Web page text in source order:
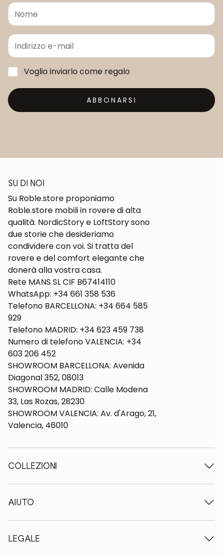
Voglio inviarlo come regalo
ABBONARSI
SU DI NOI
Su Roble.store proponiamo
Roble.store mobili in rovere di alta
qualità. NordicStory e LoftStory sono
due storie che desideriamo
condividere con voi. Si tratta del
rovere e del comfort elegante che
donerà alla vostra casa.
Rete MANS SL CIF B67414110
WhatsApp: +34 661 358 536
Telefono BARCELLONA: +34 664 585
929
Telefono MADRID: +34 623 459 738
Numero di telefono VALENCIA: +34
603 206 452
SHOWROOM BARCELLONA: Avenida
Diagonal 352, 08013
SHOWROOM MADRID: Calle Modena
33, Las Rozas, 28230
SHOWROOM VALENCIA: Av. d'Arago, 21,
Valencia, 46010
COLLEZIONI
Tavoli in legno
Tavoli allungabili
Sedie in legno
Cassettiere in legno
AIUTO
Chi siamo
Condizioni di consegna
LEGALE